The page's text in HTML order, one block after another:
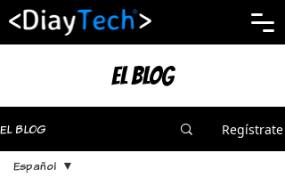
El Blog
EL BLOG Regístrate
Español